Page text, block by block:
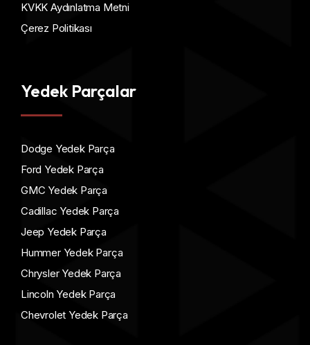
KVKK Aydınlatma Metni
Çerez Politikası
Yedek Parçalar
Dodge Yedek Parça
Ford Yedek Parça
GMC Yedek Parça
Cadillac Yedek Parça
Jeep Yedek Parça
Hummer Yedek Parça
Chrysler Yedek Parça
Lincoln Yedek Parça
Chevrolet Yedek Parça